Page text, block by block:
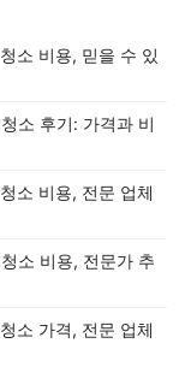
소 비용, 믿을 수 있
소 후기: 가격과 비
소 비용, 전문 업체
소 비용, 전문가 추
소 가격, 전문 업체